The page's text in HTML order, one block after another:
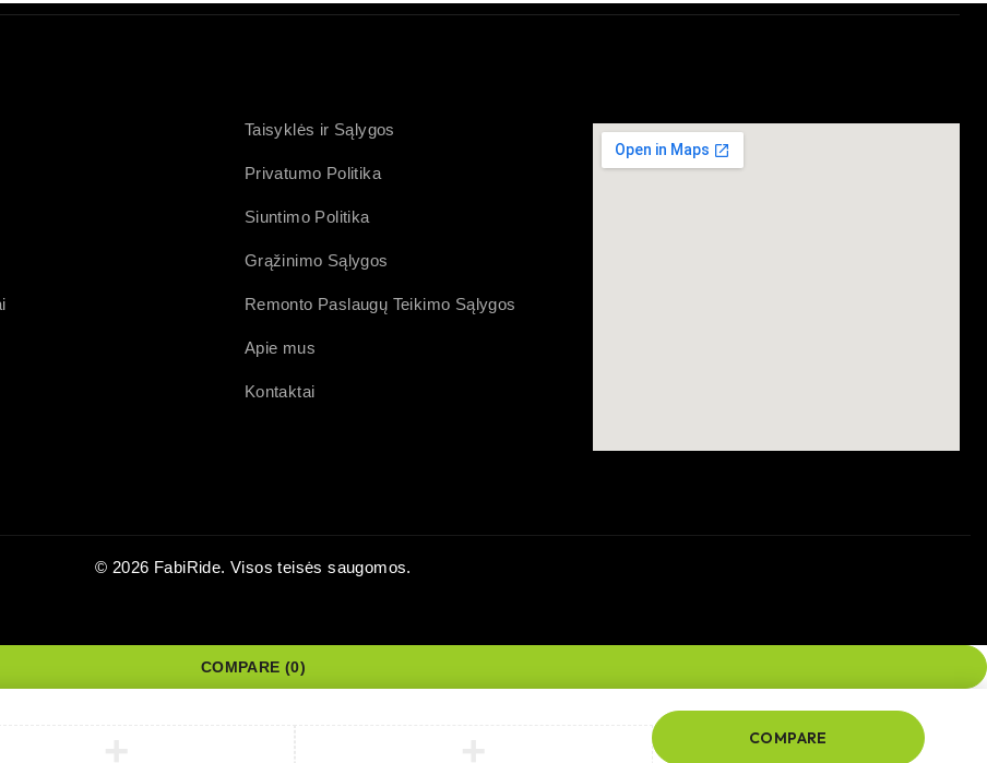
Taisyklės ir Sąlygos
Privatumo Politika
Siuntimo Politika
Grąžinimo Sąlygos
Remonto Paslaugų Teikimo Sąlygos
Apie mus
Kontaktai
© 2026 FabiRide. Visos teisės saugomos.
COMPARE (0)
COMPARE